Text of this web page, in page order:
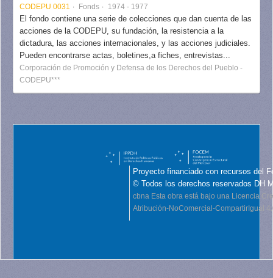
CODEPU 0031 Fonds 1974 - 1977
El fondo contiene una serie de colecciones que dan cuenta de las
acciones de la CODEPU, su fundación, la resistencia a la
dictadura, las acciones internacionales, y las acciones judiciales.
Pueden encontrarse actas, boletines,a fiches, entrevistas...
Corporación de Promoción y Defensa de los Derechos del Pueblo -
CODEPU***
Proyecto financiado con recursos del
© Todos los derechos reservados DH
cbna Esta obra está bajo una Licencia
Atribución-NoComercial-CompartirIgual